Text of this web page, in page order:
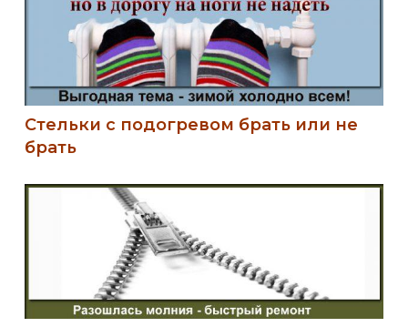
Стельки с подогревом брать или не
брать